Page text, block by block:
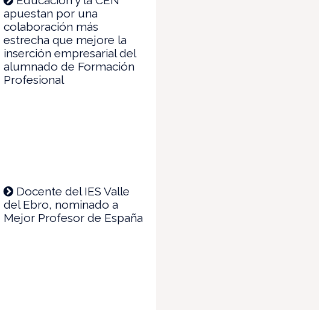
apuestan por una
colaboración más
estrecha que mejore la
inserción empresarial del
alumnado de Formación
Profesional
Docente del IES Valle
del Ebro, nominado a
Mejor Profesor de España